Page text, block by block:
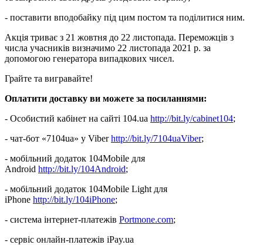
- поставити вподобайку під цим постом та поділитися ним.
Акція триває з 21 жовтня до 22 листопада. Переможців з
числа учасників визначимо 22 листопада 2021 р. за
допомогою генератора випадкових чисел.
Грайте та вигравайте!
Оплатити доставку ви можете за посиланнями:
- Особистий кабінет на сайті 104.ua http://bit.ly/cabinet104;
- чат-бот «7104ua» у Viberhttp://bit.ly/7104uaViber;
- мобільний додаток 104Mobile для
Android http://bit.ly/104Android;
- мобільний додаток 104Mobile Light для
iPhone http://bit.ly/104iPhone;
- система інтернет-платежів Portmone.com;
- сервіс онлайн-платежів iPay.ua